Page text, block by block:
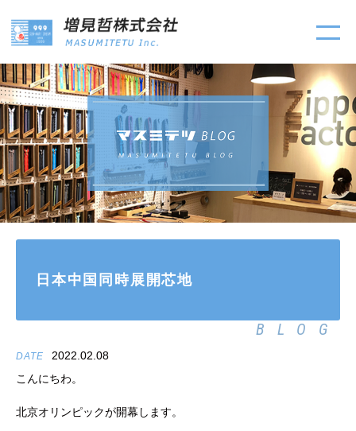
日本中国同時展開芯地
BLOG
DATE
2022.02.08
こんにちわ。
北京オリンピックが開幕します。